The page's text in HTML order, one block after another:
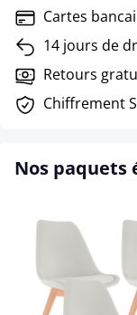
Cartes
14 jours de
Retours
Chiffrement
Nos paquets